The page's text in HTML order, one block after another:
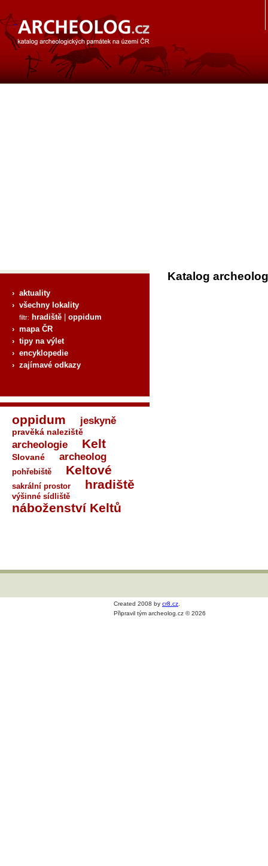
› aktuality
› všechny lokality
filtr: hradiště
oppidum
› mapa ČR
› tipy na výlet
› encyklopedie
› zajímavé odkazy
oppidum jeskyně
pravěká naleziště
archeologie Kelt
Slované archeolog
pohřebiště Keltové
sakrální prostor hradiště
výšinné sídliště
náboženství Keltů
Katalog
Created 2008 by cr8.cz
Připravil tým archeolog.cz © 2026